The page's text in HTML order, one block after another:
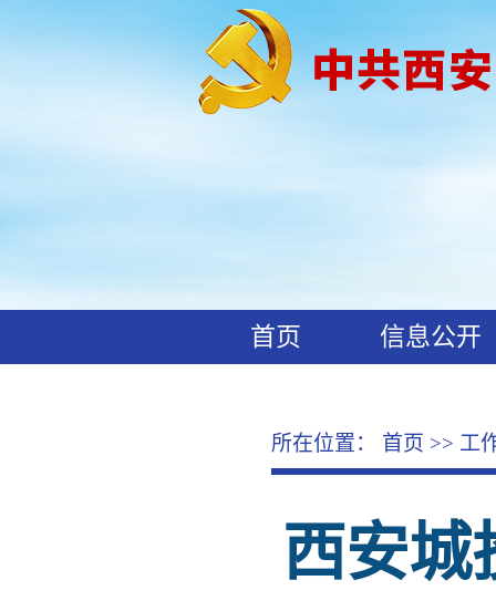
首页
信息公开
所在位置： 首页 >> 工
西安城